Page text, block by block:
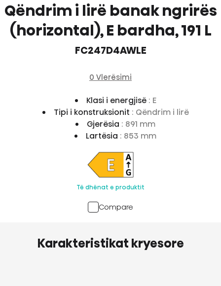
Qëndrim i lirë banak ngrirës
(horizontal), E bardha, 191 L
FC247D4AWLE
0 Vlerësimi
Klasi i energjisë : E
Tipi i konstruksionit : Qëndrim i lirë
Gjerësia : 891 mm
Lartësia : 853 mm
Të dhënat e produktit
Compare
Karakteristikat kryesore